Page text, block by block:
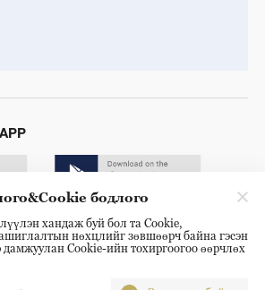
All Rights Reserved. 16A
China. 100040
бодлого
хандаж буй бол та Cookie,
нөхцлийг зөвшөөрч байна гэсэн
Cookie-ийн тохиргоогоо өөрчлөх